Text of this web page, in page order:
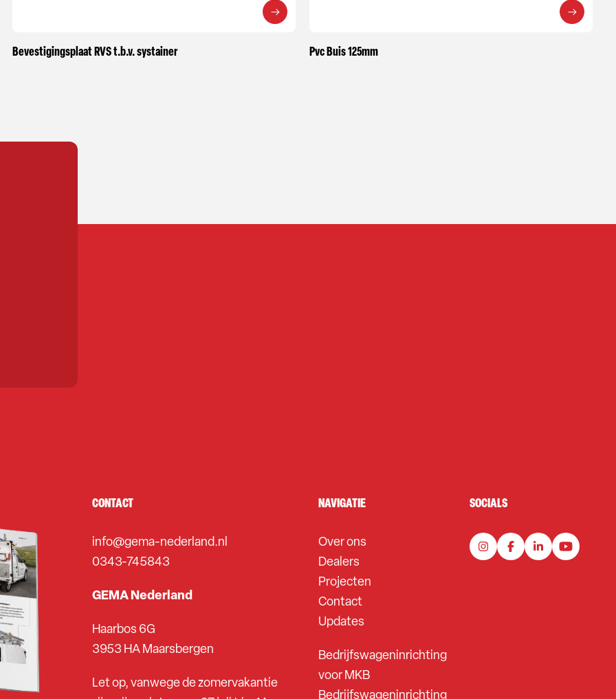
Bevestigingsplaat RVS t.b.v. systainer Pvc Buis 125mm
CONTACT
info@gema-nederland.nl
0343-745843
GEMA Nederland
Haarbos 6G
3953 HA Maarsbergen
Let op, vanwege de zomervakantie
NAVIGATIE
Over ons
Dealers
Projecten
Contact
Updates
Bedrijfswageninrichting
voor MKB
Bedrijfswageninrichting
SOCIALS